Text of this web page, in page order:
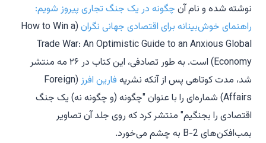
نوشته شده و نام آن چگونه در یک جنگ تجاری پیروز شویم:
راهنمای خوش‌بینانه برای اقتصادی جهانی نگران (How to Win a
Trade War: An Optimistic Guide to an Anxious Global
Economy) است. به طور تصادفی، این کتاب در ۲۶ مه منتشر
شد، مدت کوتاهی پس از آنکه نشریه فارین افرز (Foreign
Affairs) شماره‌ای را با عنوان "چگونه (و چگونه نه) یک جنگ
اقتصادی را بجنگیم" منتشر کرد که روی جلد آن تصاویر
بمب‌افکن‌های B-2 به چشم می‌خورد.